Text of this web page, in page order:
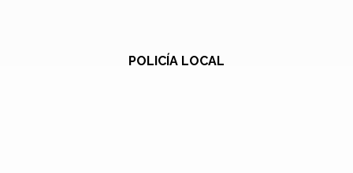
POLICÍA LOCAL